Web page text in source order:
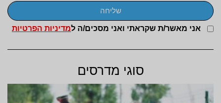
אני מאשר/ת שקראתי ואני מסכים/ה למדיניות הפרטיות
שליחה
סוגי מדרסים